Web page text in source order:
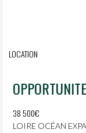
LOCATION
38 500€
LOIRE OCÉAN